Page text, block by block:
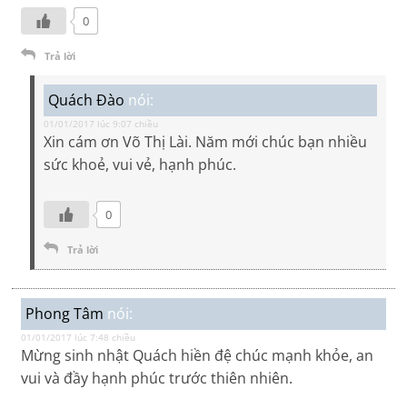
0
Trả lời
Quách Đào nói:
01/01/2017 lúc 9:07 chiều
Xin cám ơn Võ Thị Lài. Năm mới chúc bạn nhiều
sức khoẻ, vui vẻ, hạnh phúc.
0
Trả lời
Phong Tâm nói:
01/01/2017 lúc 7:48 chiều
Mừng sinh nhật Quách hiền đệ chúc mạnh khỏe, an
vui và đầy hạnh phúc trước thiên nhiên.